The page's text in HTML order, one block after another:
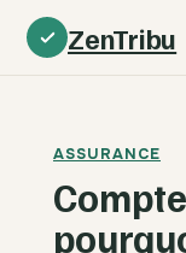
ZenTribu
ASSURANCE